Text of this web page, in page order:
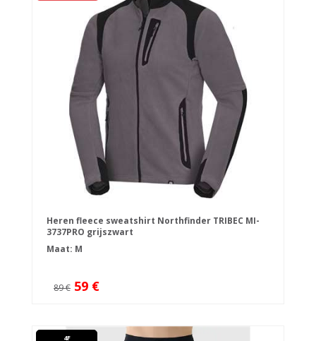
Heren fleece sweatshirt Northfinder TRIBEC MI-
3737PRO grijszwart
Maat: M
89 € 59 €
4F